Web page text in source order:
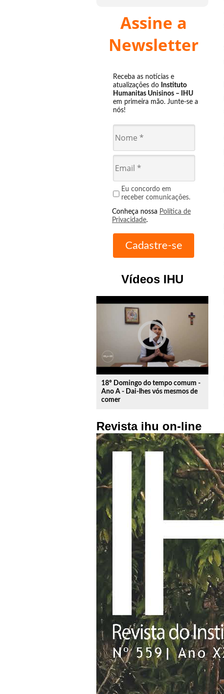
Assine a
Newsletter
Receba as notícias e
atualizações do Instituto
Humanitas Unisinos – IHU
em primeira mão. Junte-se a
nós!
Eu concordo em
receber comunicações.
Conheça nossa Política de
Privacidade.
Vídeos IHU
play_circle_outline
18º Domingo do tempo comum -
Ano A - Dai-lhes vós mesmos de
comer
Revista ihu on-line